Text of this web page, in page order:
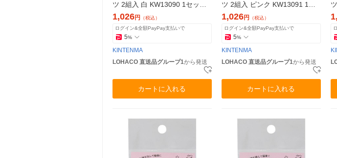
ツ 2組入 白 KW13090 1セット
(5枚)（直送品）
1,026円
（税込）
ログイン&全額PayPay支払いで
5%
KINTENMA
LOHACO 直送品グループ1から発送
カートに入れる
ツ 2組入 ピンク KW13091 1セ
ット(5枚)（直送品）
1,026円
（税込）
ログイン&全額PayPay支払いで
5%
KINTENMA
LOHACO 直送品グループ1から発送
カートに入れる